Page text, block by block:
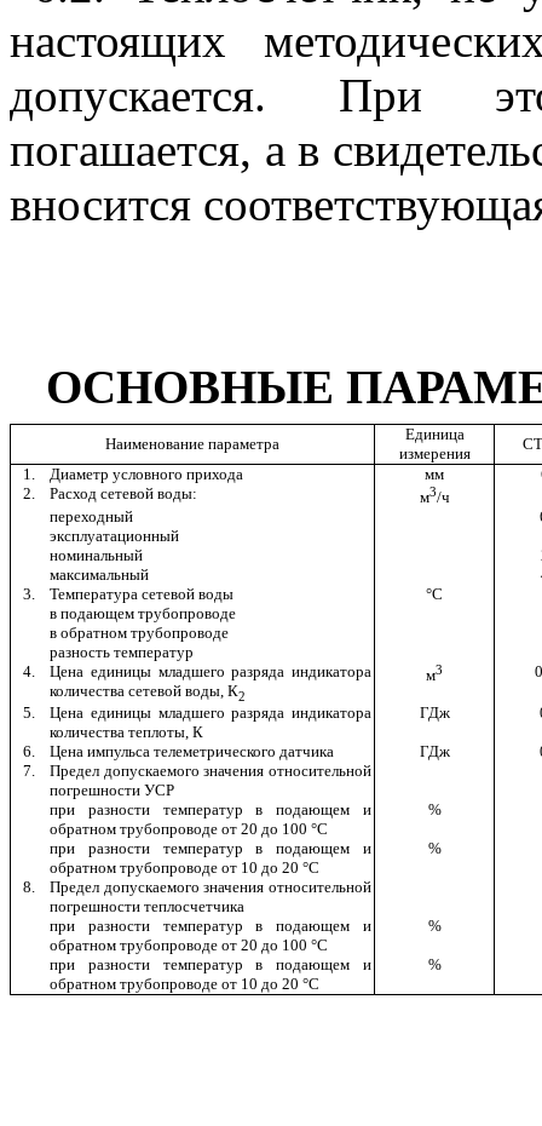
настоящих
допускается. При
погашается, а в
вносится
ОСНОВНЫЕ
Наименование параметра
Единица
измерения
1.
Диаметр условного прихода мм
2.
Расход сетевой воды: м3/ч
переходный
эксплуатационный
номинальный
максимальный
3.
Температура сетевой воды
°С
в подающем трубопроводе
в обратном трубопроводе
разность температур
4.
Цена единицы младшего разряда индикатора
количества сетевой воды, К2
м3
5.
Цена единицы младшего разряда индикатора
количества теплоты, К
ГДж
6. Цена импульса телеметрического датчика ГДж
7.
Предел допускаемого значения относительной
погрешности УСР
при разности температур в подающем и
обратном трубопроводе от 20 до 100 °С
%
при разности температур в подающем и
обратном трубопроводе от 10 до 20 °С
%
8.
Предел допускаемого значения относительной
погрешности теплосчетчика
при разности температур в подающем и
обратном трубопроводе от 20 до 100 °С
%
при разности температур в подающем и
обратном трубопроводе от 10 до 20 °С
%